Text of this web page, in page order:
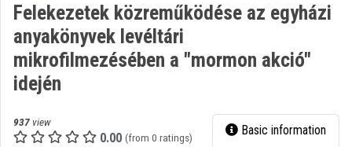
Contributors
Appearance:light
Felekezetek közreműködése az egyházi
anyakönyvek levéltári
mikrofilmezésében a "mormon akció"
idején
937 view
0.00 (from 0 ratings) Basic information